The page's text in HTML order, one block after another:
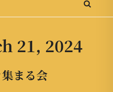
21, 2024
まる会